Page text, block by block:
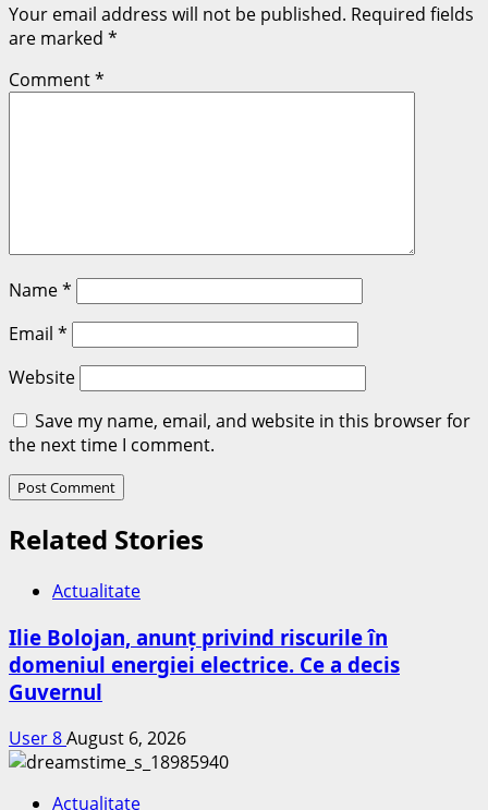
Your email address will not be published. Required fields
are marked *
Comment*
Name*
Email *
Website
Save my name, email, and website in this browser for
the next time I comment.
Related Stories
Actualitate
Ilie Bolojan, anunț privind riscurile în
domeniul energiei electrice. Ce a decis
Guvernul
User 8August 6, 2026
Actualitate